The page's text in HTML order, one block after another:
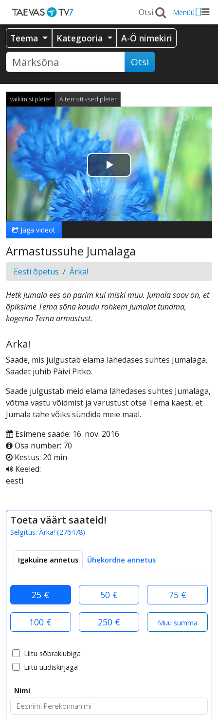
Menüü
Teema Kategooria A-Ö nimekiri
Otsi
Vaikimisi pleier Alternatiivsed pleier
Esita
video
Jaga videot
Armastussuhe Jumalaga
Eesti õpetus Ärka!
Hetk Jumala ees on parim kui miski muu. Jumala soov on, et
õpiksime Tema sõna kaudu rohkem Jumalat tundma,
kogema Tema armastust.
Ärka!
Saade, mis julgustab elama lähedases suhtes Jumalaga.
Saadet juhib Päivi Pitko.
Saade julgustab meid elama lähedases suhtes Jumalaga,
võtma vastu võidmist ja varustust otse Tema käest, et
Jumala tahe võiks sündida meie maal.
Esimene saade: 16. nov. 2016
Osa number: 70
Kestus: 20 min
Keeled:
eesti
Toeta väärt saateid!
Selgitus: Ärka! (276478)
Igakuine annetus Ühekordne annetus
25 € 50 € 75 €
100 € 250 €
Liitu sõbraklubiga
Liitu uudiskirjaga
Nimi